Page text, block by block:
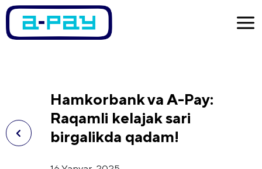
Hamkorbank va A-Pay:
Raqamli kelajak sari
birgalikda qadam!